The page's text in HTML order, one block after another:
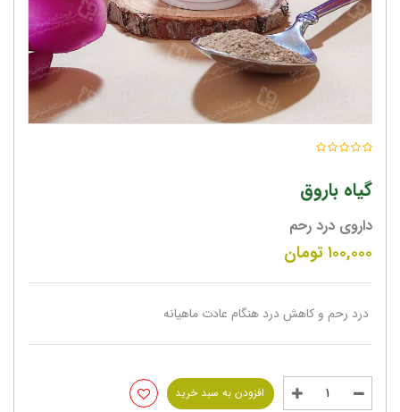
گیاه باروق
داروی درد رحم
۱۰۰,۰۰۰تومان
درد رحم و کاهش درد هنگام عادت ماهیانه
افزودن به سبد خرید